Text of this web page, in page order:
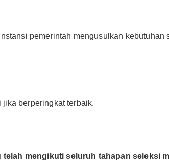
pemerintah mengusulkan kebutuhan
berperingkat terbaik.
telah mengikuti seluruh tahapan seleksi